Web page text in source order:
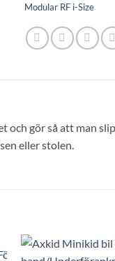
Modular RF i-Size
gör så att man
eller stolen.